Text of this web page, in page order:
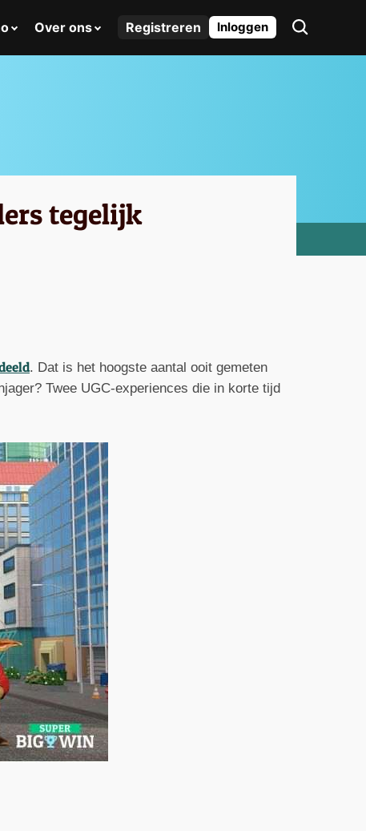
Over ons Registreren Inloggen
tegelijk
. Dat is het hoogste aantal ooit gemeten
Twee UGC-experiences die in korte tijd